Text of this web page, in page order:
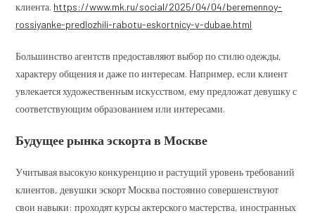
клиента. https://www.mk.ru/social/2025/04/04/beremennoy-
rossiyanke-predlozhili-rabotu-eskortnicy-v-dubae.html
Большинство агентств предоставляют выбор по стилю одежды,
характеру общения и даже по интересам. Например, если клиент
увлекается художественным искусством, ему предложат девушку с
соответствующим образованием или интересами.
Будущее рынка эскорта в Москве
Учитывая высокую конкуренцию и растущий уровень требований
клиентов, девушки эскорт Москва постоянно совершенствуют
свои навыки: проходят курсы актерского мастерства, иностранных